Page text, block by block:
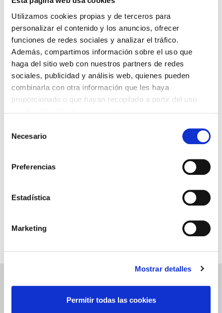
Utilizamos cookies propias y de terceros para
personalizar el contenido y los anuncios, ofrecer
funciones de redes sociales y analizar el tráfico.
Además, compartimos información sobre el uso que
haga del sitio web con nuestros partners de redes
sociales, publicidad y análisis web, quienes pueden
combinarla con otra información que les haya
proporcionado o que hayan recopilado a partir del uso
Necesario
Preferencias
Estadística
Marketing
Mostrar detalles
Permitir todas las cookies
estructura pueda moverse con facilidad. Además nuestros
andamios de aluminio cuentan con ruedas para permitir un
movimiento sencillo.
Los tensores y soportes que acompañan nuestros
andamios de aluminio garantizan la seguridad pertinente en
función de la normativa vigente que legisla tanto desde la
Unión Europea como en territorio nacional.